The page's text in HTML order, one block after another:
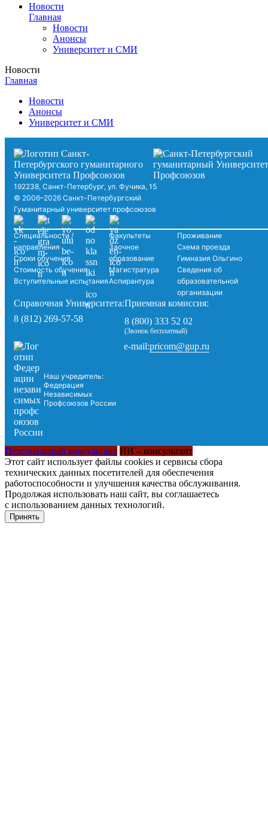
Новости
Главная
Новости
Анонсы
Университет и СМИ
Новости
Главная
Новости
Анонсы
Университет и СМИ
192238, Санкт-Петербург, ул. Фучика, 15
© 2006–2026 Санкт-Петербургский
Гуманитарный университет профсоюзов
Специальности /
направления
Сроки обучения
Стоимость обучения
Вступительные испытания
Факультеты
Заочное
образование
Магистратура
Аспирантура
Проживание
Схема проезда
Гимназия Ольгино
Сведения об
образовательной
организации
Справочная Университета:
8 (812) 269-57-58
Приемная комиссия:
8 (800) 333 52 02
(Звонок бесплатный)
Наш учредитель:
Федерация
Независимых
Профсоюзов России
e-mail:pricom@gup.ru
Персональный консультант ИИ – консультант
Этот сайт использует файлы cookies и сервисы сбора
технических данных посетителей для обеспечения
работоспособности и улучшения качества обслуживания.
Продолжая использовать наш сайт, вы соглашаетесь
с использованием данных технологий.
Принять